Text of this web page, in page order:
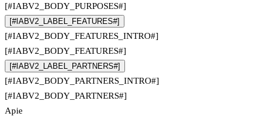
[#IABV2_BODY_PURPOSES#]
[#IABV2_LABEL_FEATURES#]
[#IABV2_BODY_FEATURES_INTRO#]
[#IABV2_BODY_FEATURES#]
[#IABV2_LABEL_PARTNERS#]
[#IABV2_BODY_PARTNERS_INTRO#]
[#IABV2_BODY_PARTNERS#]
Apie